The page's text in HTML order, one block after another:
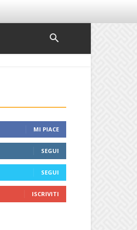
MI PIACE
SEGUI
SEGUI
ISCRIVITI